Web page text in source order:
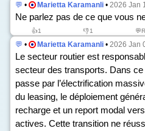
💬 • Marietta Karamanli • 2026 Jan
Ne parlez pas de ce que vous
👍1 👎1
💬 • Marietta Karamanli • 2026 Jan
Le secteur routier est
secteur des transports. Dans
passe par l’électrification
du leasing, le déploiement
recharge et un report modal
actives. Cette transition ne